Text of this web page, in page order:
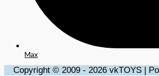
Max
Copyright © 2009 - 2026 vkTOYS |